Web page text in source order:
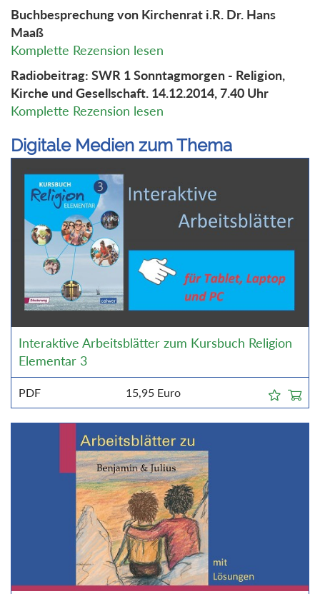
Buchbesprechung von Kirchenrat i.R. Dr. Hans
Maaß
Komplette Rezension lesen
Radiobeitrag: SWR 1 Sonntagmorgen - Religion,
Kirche und Gesellschaft. 14.12.2014, 7.40 Uhr
Komplette Rezension lesen
Digitale Medien zum Thema
Interaktive Arbeitsblätter zum Kursbuch Religion
Elementar 3
PDF 15,95 Euro